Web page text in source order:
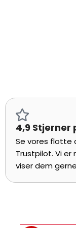
4,9 Stjerner
Se vores flotte
Trustpilot. Vi
viser dem